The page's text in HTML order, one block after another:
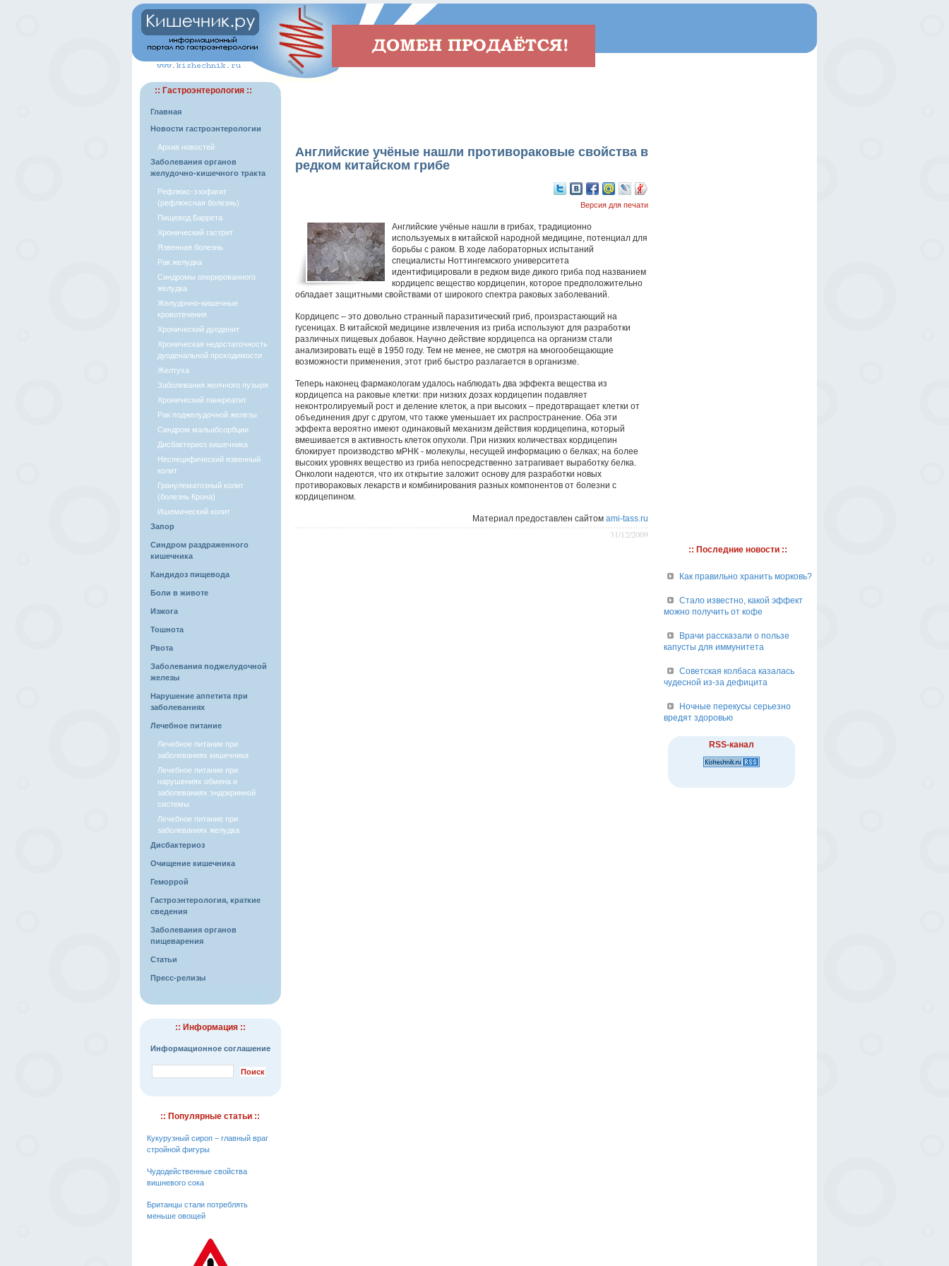
:: Гастроэнтерология ::
Главная
Новости гастроэнтерологии
Архив новостей
Заболевания органов
желудочно-кишечного тракта
Рефлюкс-эзофагит
(рефлюксная болезнь)
Пищевод Баррета
Хронический гастрит
Язвенная болезнь
Рак желудка
Синдромы оперированного
желудка
Желудочно-кишечные
кровотечения
Хронический дуоденит
Хроническая недостаточность
дуоденальной проходимости
Желтуха
Заболевания желчного пузыря
Хронический панкреатит
Рак поджелудочной железы
Синдром мальабсорбции
Дисбактериоз кишечника
Неспецифический язвенный
колит
Гранулематозный колит
(болезнь Крона)
Ишемический колит
Запор
Синдром раздраженного
кишечника
Кандидоз пищевода
Боли в животе
Изжога
Тошнота
Рвота
Заболевания поджелудочной
железы
Нарушение аппетита при
заболеваниях
Лечебное питание
Лечебное питание при
заболеваниях кишечника
Лечебное питание при
нарушениях обмена и
заболеваниях эндокринной
системы
Лечебное питание при
заболеваниях желудка
Дисбактериоз
Очищение кишечника
Геморрой
Гастроэнтерология, краткие
сведения
Заболевания органов
пищеварения
Статьи
Пресс-релизы
:: Информация ::
Информационное соглашение
:: Популярные статьи ::
Кукурузный сироп – главный враг
стройной фигуры
Чудодейственные свойства
вишневого сока
Британцы стали потреблять
меньше овощей
Английские учёные нашли противораковые свойства в
редком китайском грибе
Версия для печати
Английские учёные нашли в грибах, традиционно
используемых в китайской народной медицине, потенциал для
борьбы с раком. В ходе лабораторных испытаний
специалисты Ноттингемского университета
идентифицировали в редком виде дикого гриба под названием
кордицепс вещество кордицепин, которое предположительно
обладает защитными свойствами от широкого спектра раковых заболеваний.
Кордицепс – это довольно странный паразитический гриб, произрастающий на
гусеницах. В китайской медицине извлечения из гриба используют для разработки
различных пищевых добавок. Научно действие кордицепса на организм стали
анализировать ещё в 1950 году. Тем не менее, не смотря на многообещающие
возможности применения, этот гриб быстро разлагается в организме.
Теперь наконец фармакологам удалось наблюдать два эффекта вещества из
кордицепса на раковые клетки: при низких дозах кордицепин подавляет
неконтролируемый рост и деление клеток, а при высоких – предотвращает клетки от
объединения друг с другом, что также уменьшает их распространение. Оба эти
эффекта вероятно имеют одинаковый механизм действия кордицепина, который
вмешивается в активность клеток опухоли. При низких количествах кордицепин
блокирует производство мРНК - молекулы, несущей информацию о белках; на более
высоких уровнях вещество из гриба непосредственно затрагивает выработку белка.
Онкологи надеются, что их открытие заложит основу для разработки новых
противораковых лекарств и комбинирования разных компонентов от болезни с
кордицепином.
Материал предоставлен сайтом ami-tass.ru
31/12/2009
:: Последние новости ::
Как правильно хранить морковь?
Стало известно, какой эффект
можно получить от кофе
Врачи рассказали о пользе
капусты для иммунитета
Советская колбаса казалась
чудесной из-за дефицита
Ночные перекусы серьезно
вредят здоровью
RSS-канал